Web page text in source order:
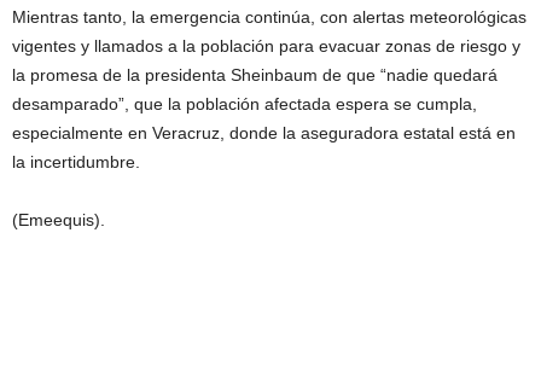
Mientras tanto, la emergencia continúa, con alertas meteorológicas
vigentes y llamados a la población para evacuar zonas de riesgo y
la promesa de la presidenta Sheinbaum de que “nadie quedará
desamparado”, que la población afectada espera se cumpla,
especialmente en Veracruz, donde la aseguradora estatal está en
la incertidumbre.
(Emeequis).